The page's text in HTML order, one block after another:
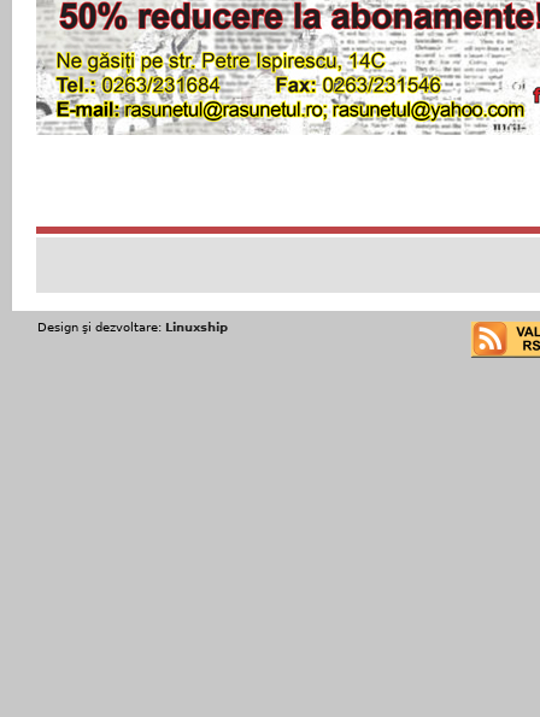
Design şi dezvoltare: Linuxship